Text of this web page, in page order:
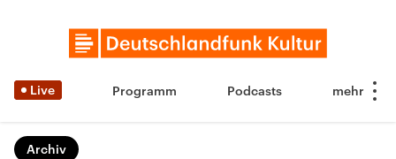
Live Programm Podcasts
Archiv